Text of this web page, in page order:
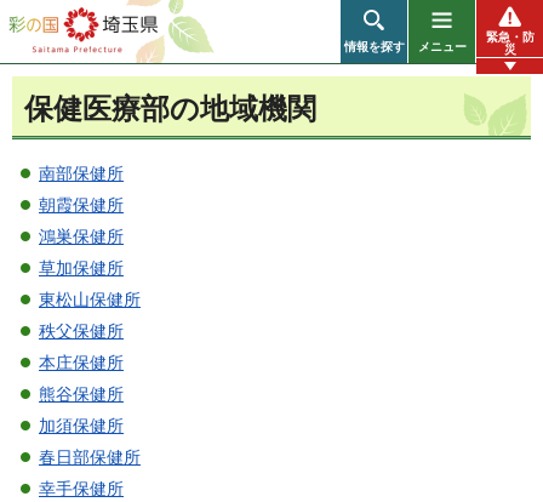
彩の国 埼玉県
情報を探す メニュー
緊急・防
災
保健医療部の地域機関
南部保健所
朝霞保健所
鴻巣保健所
草加保健所
東松山保健所
秩父保健所
本庄保健所
熊谷保健所
加須保健所
春日部保健所
幸手保健所